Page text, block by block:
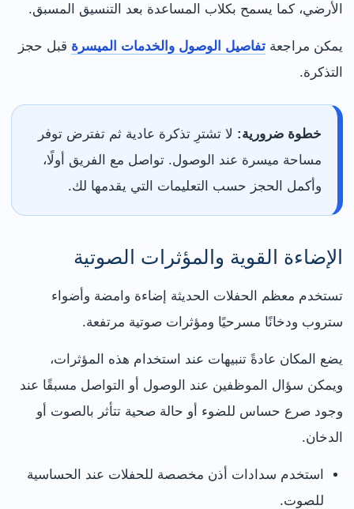
الأرضي، كما يسمح بكلاب المساعدة بعد التنسيق المسبق.
يمكن مراجعة تفاصيل الوصول والخدمات الميسرة قبل حجز
التذكرة.
خطوة ضرورية: لا تشترِ تذكرة عادية ثم تفترض توفر
مساحة ميسرة عند الوصول. تواصل مع الفريق أولًا،
وأكمل الحجز حسب التعليمات التي يقدمها لك.
الإضاءة القوية والمؤثرات الصوتية
تستخدم معظم الحفلات الحديثة إضاءة وامضة وأضواء
ستروب ودخانًا مسرحيًا ومؤثرات صوتية مرتفعة.
يضع المكان عادةً تنبيهات عند استخدام هذه المؤثرات،
ويمكن سؤال الموظفين عند الوصول أو التواصل مسبقًا عند
وجود صرع حساس للضوء أو حالة صحية تتأثر بالصوت أو
الدخان.
استخدم سدادات أذن مخصصة للحفلات عند الحساسية
للصوت.